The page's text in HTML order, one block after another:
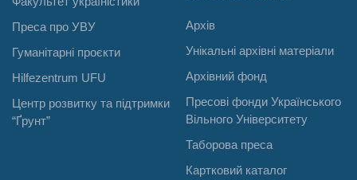
Преса про УВУ
Гуманітарні проєкти
Hilfezentrum UFU
Центр розвитку та підтримки
“Ґрунт”
Архів
Унікальні архівні матеріали
Архівний фонд
Пресові фонди Українського
Вільного Університету
Таборова преса
Картковий каталог